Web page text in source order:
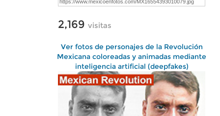
2,169 visitas
Ver fotos de personajes de la Revolución
Mexicana coloreadas y animadas mediante
inteligencia artificial (deepfakes)